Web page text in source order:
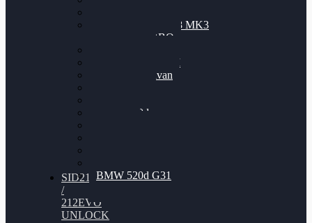
Nissan GT-R35 3.8 MK3
V6 TWINTURBO
VW Passat 2.0TDI
VW T6 Multivan
BMW 120d
BMW 520d G31
SID212
/
212EVO
UNLOCK